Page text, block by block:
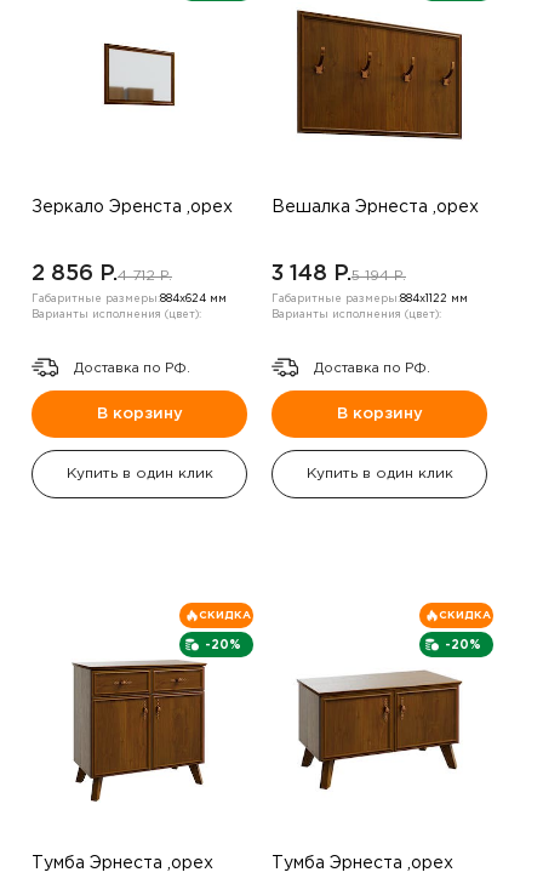
Зеркало Эренста ,орех
2 856 P.4 712 P.
Габаритные размеры:884х624 мм
Варианты исполнения (цвет):
Доставка по РФ.
В корзину
Купить в один клик
Вешалка Эрнеста ,орех
3 148 P.5 194 P.
Габаритные размеры:884х1122 мм
Варианты исполнения (цвет):
Доставка по РФ.
В корзину
Купить в один клик
-20%
СКИДКА
Тумба Эрнеста ,орех
-20%
СКИДКА
Тумба Эрнеста ,орех